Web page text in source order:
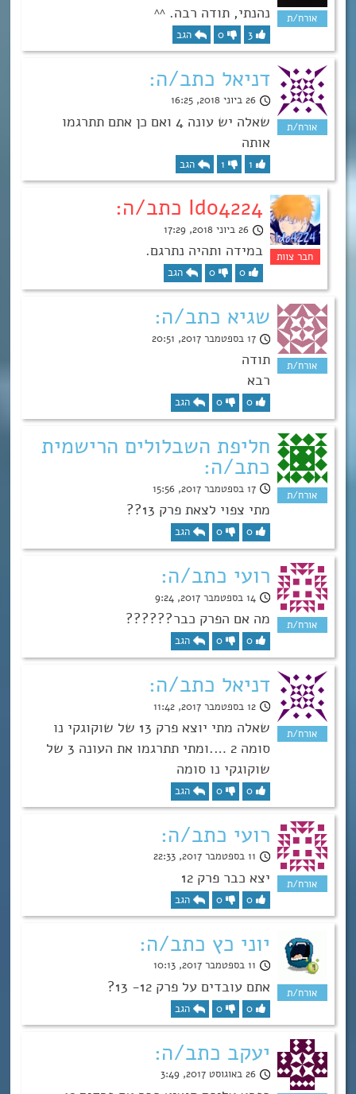
נהנתי, תודה רבה. ^^
3
0 הגב
דניאל כתב/ה:
26 ביוני 2018, 16:25
שאלה יש עונה 4 ואם כן אתם תתרגמו
אותה
1
1 הגב
Ido4224 כתב/ה:
26 ביוני 2018, 17:29
במידה ותהיה נתרגם.
0
0 הגב
שגיא כתב/ה:
17 בספטמבר 2017, 20:51
תודה
רבא
0
0 הגב
חליפת השבלולים הרישמית
כתב/ה:
17 בספטמבר 2017, 15:56
מתי צפוי לצאת פרק 13??
0
0 הגב
רועי כתב/ה:
14 בספטמבר 2017, 9:24
מה אם הפרק כבר??????
0
0 הגב
דניאל כתב/ה:
12 בספטמבר 2017, 11:42
שאלה מתי יוצא פרק 13 של שוקוגקי נו
סומה 2 ….ומתי תתרגמו את העונה 3 של
שוקוגקי נו סומה
0
0 הגב
רועי כתב/ה:
11 בספטמבר 2017, 22:33
יצא כבר פרק 12
0
0 הגב
יוני כץ כתב/ה:
11 בספטמבר 2017, 10:13
אתם עובדים על פרק 12- 13?
0
0 הגב
יעקב כתב/ה:
26 באוגוסט 2017, 3:49